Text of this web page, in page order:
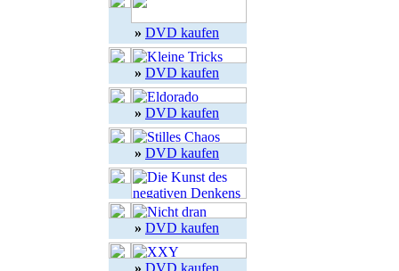
» DVD kaufen
» DVD kaufen
» DVD kaufen
» DVD kaufen
» DVD kaufen
» DVD kaufen